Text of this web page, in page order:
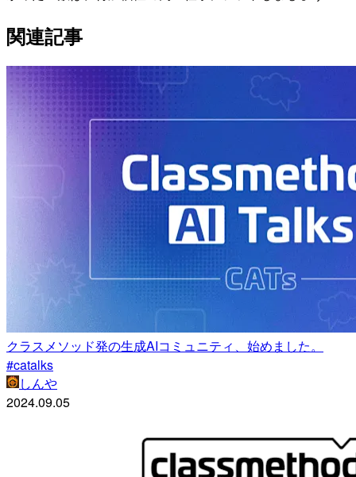
関連記事
クラスメソッド発の生成AIコミュニティ、始めました。
#catalks
しんや
2024.09.05